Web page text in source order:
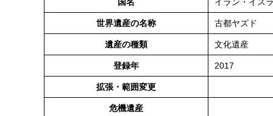
国名 イラン・イス
世界遺産の名称 古都ヤズド
遺産の種類 文化遺産
登録年 2017
拡張・範囲変更
危機遺産